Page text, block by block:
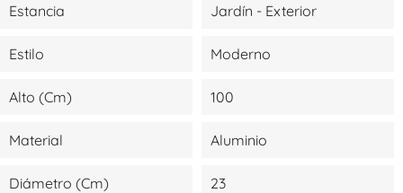
Estancia Jardín - Exterior
Estilo Moderno
Alto (cm) 100
Material Aluminio
Diámetro (cm) 23